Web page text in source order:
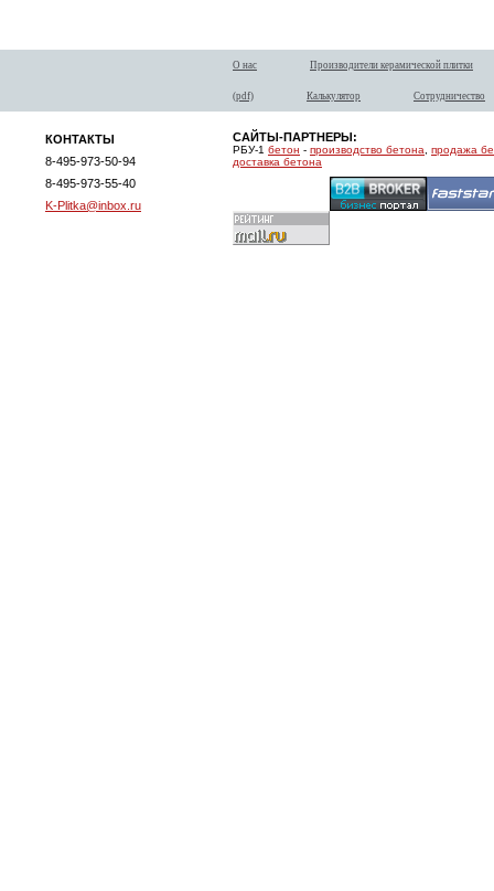
О нас Производители керамической плитки
(pdf) Калькулятор Сотрудничество
КОНТАКТЫ
8-495-973-50-94
8-495-973-55-40
K-Plitka@inbox.ru
САЙТЫ-ПАРТНЕРЫ:
РБУ-1 бетон - производство бетона
продажа
доставка бетона